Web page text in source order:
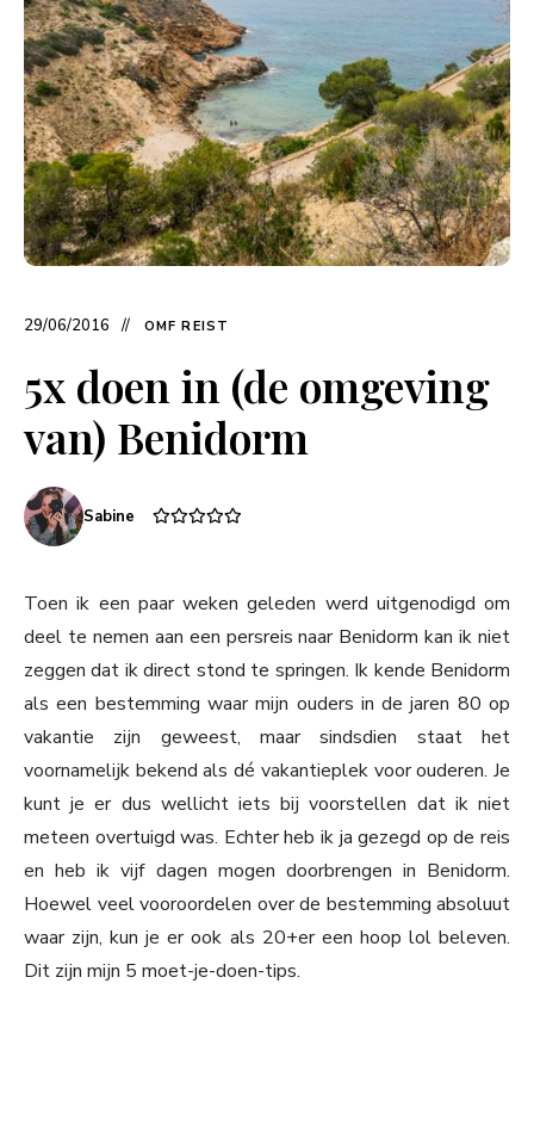
29/06/2016 OMF REIST
5x doen in (de omgeving
van) Benidorm
Sabine
Toen ik een paar weken geleden werd uitgenodigd om
deel te nemen aan een persreis naar Benidorm kan ik niet
zeggen dat ik direct stond te springen. Ik kende Benidorm
als een bestemming waar mijn ouders in de jaren 80 op
vakantie zijn geweest, maar sindsdien staat het
voornamelijk bekend als dé vakantieplek voor ouderen. Je
kunt je er dus wellicht iets bij voorstellen dat ik niet
meteen overtuigd was. Echter heb ik ja gezegd op de reis
en heb ik vijf dagen mogen doorbrengen in Benidorm.
Hoewel veel vooroordelen over de bestemming absoluut
waar zijn, kun je er ook als 20+er een hoop lol beleven.
Dit zijn mijn 5 moet-je-doen-tips.